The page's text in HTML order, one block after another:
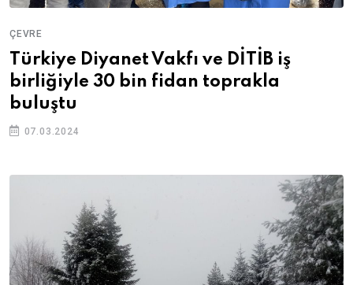
ÇEVRE
Türkiye Diyanet Vakfı ve DİTİB iş
birliğiyle 30 bin fidan toprakla
buluştu
07.03.2024